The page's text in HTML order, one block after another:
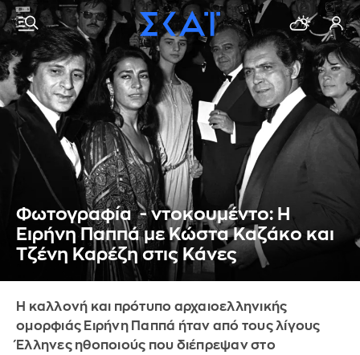
Φωτογραφία - ντοκουμέντο: Η
Ειρήνη Παππά με Κώστα Καζάκο και
Τζένη Καρέζη στις Κάνες
Η καλλονή και πρότυπο αρχαιοελληνικής
ομορφιάς Ειρήνη Παππά ήταν από τους λίγους
Έλληνες ηθοποιούς που διέπρεψαν στο